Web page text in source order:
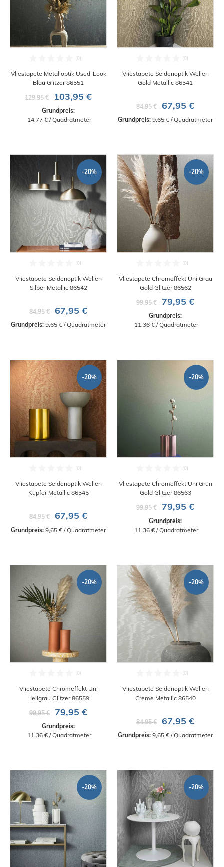
Vliestapete Metalloptik Used-Look
Blau Glitzer 86551
129,95 €
103,95 €
Grundpreis:
14,77 € / Quadratmeter
Vliestapete Seidenoptik Wellen
Gold Metallic 86541
84,95 € 67,95 €
Grundpreis: 9,65 € / Quadratmeter
-20%
Vliestapete Seidenoptik Wellen
Silber Metallic 86542
84,95 € 67,95 €
Grundpreis: 9,65 € / Quadratmeter
-20%
Vliestapete Chromeffekt Uni Grau
Gold Glitzer 86562
99,95 €
79,95 €
Grundpreis:
11,36 € / Quadratmeter
-20%
Vliestapete Seidenoptik Wellen
Kupfer Metallic 86545
84,95 € 67,95 €
Grundpreis: 9,65 € / Quadratmeter
-20%
Vliestapete Chromeffekt Uni Grün
Gold Glitzer 86563
99,95 €
79,95 €
Grundpreis:
11,36 € / Quadratmeter
-20%
Vliestapete Chromeffekt Uni
Hellgrau Glitzer 86559
99,95 €
79,95 €
Grundpreis:
11,36 € / Quadratmeter
-20%
Vliestapete Seidenoptik Wellen
Creme Metallic 86540
84,95 € 67,95 €
Grundpreis: 9,65 € / Quadratmeter
-20% -20%